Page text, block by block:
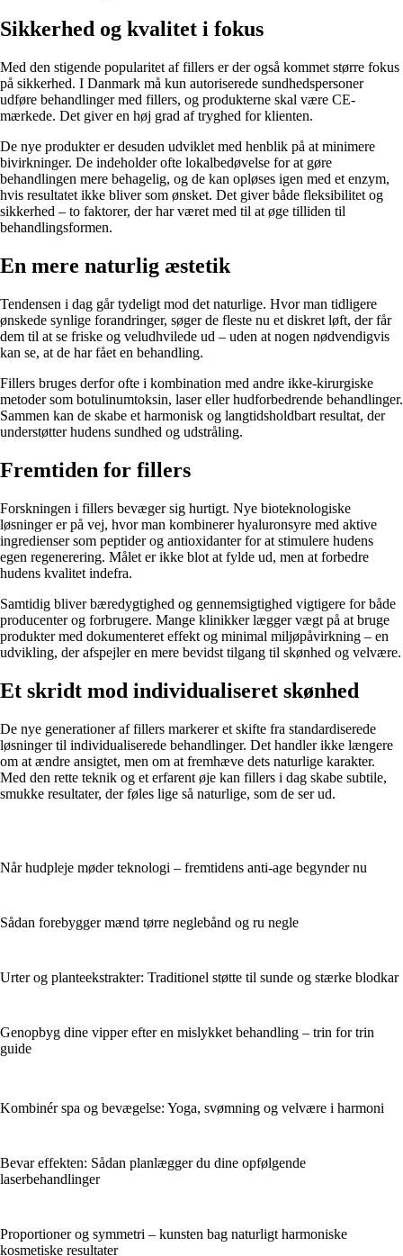
Sikkerhed og kvalitet i fokus
Med den stigende popularitet af fillers er der også kommet større fokus
på sikkerhed. I Danmark må kun autoriserede sundhedspersoner
udføre behandlinger med fillers, og produkterne skal være CE-
mærkede. Det giver en høj grad af tryghed for klienten.
De nye produkter er desuden udviklet med henblik på at minimere
bivirkninger. De indeholder ofte lokalbedøvelse for at gøre
behandlingen mere behagelig, og de kan opløses igen med et enzym,
hvis resultatet ikke bliver som ønsket. Det giver både fleksibilitet og
sikkerhed – to faktorer, der har været med til at øge tilliden til
behandlingsformen.
En mere naturlig æstetik
Tendensen i dag går tydeligt mod det naturlige. Hvor man tidligere
ønskede synlige forandringer, søger de fleste nu et diskret løft, der får
dem til at se friske og veludhvilede ud – uden at nogen nødvendigvis
kan se, at de har fået en behandling.
Fillers bruges derfor ofte i kombination med andre ikke-kirurgiske
metoder som botulinumtoksin, laser eller hudforbedrende behandlinger.
Sammen kan de skabe et harmonisk og langtidsholdbart resultat, der
understøtter hudens sundhed og udstråling.
Fremtiden for fillers
Forskningen i fillers bevæger sig hurtigt. Nye bioteknologiske
løsninger er på vej, hvor man kombinerer hyaluronsyre med aktive
ingredienser som peptider og antioxidanter for at stimulere hudens
egen regenerering. Målet er ikke blot at fylde ud, men at forbedre
hudens kvalitet indefra.
Samtidig bliver bæredygtighed og gennemsigtighed vigtigere for både
producenter og forbrugere. Mange klinikker lægger vægt på at bruge
produkter med dokumenteret effekt og minimal miljøpåvirkning – en
udvikling, der afspejler en mere bevidst tilgang til skønhed og velvære.
Et skridt mod individualiseret skønhed
De nye generationer af fillers markerer et skifte fra standardiserede
løsninger til individualiserede behandlinger. Det handler ikke længere
om at ændre ansigtet, men om at fremhæve dets naturlige karakter.
Med den rette teknik og et erfarent øje kan fillers i dag skabe subtile,
smukke resultater, der føles lige så naturlige, som de ser ud.
Når hudpleje møder teknologi – fremtidens anti-age begynder nu
Sådan forebygger mænd tørre neglebånd og ru negle
Urter og planteekstrakter: Traditionel støtte til sunde og stærke blodkar
Genopbyg dine vipper efter en mislykket behandling – trin for trin
guide
Kombinér spa og bevægelse: Yoga, svømning og velvære i harmoni
Bevar effekten: Sådan planlægger du dine opfølgende
laserbehandlinger
Proportioner og symmetri – kunsten bag naturligt harmoniske
kosmetiske resultater